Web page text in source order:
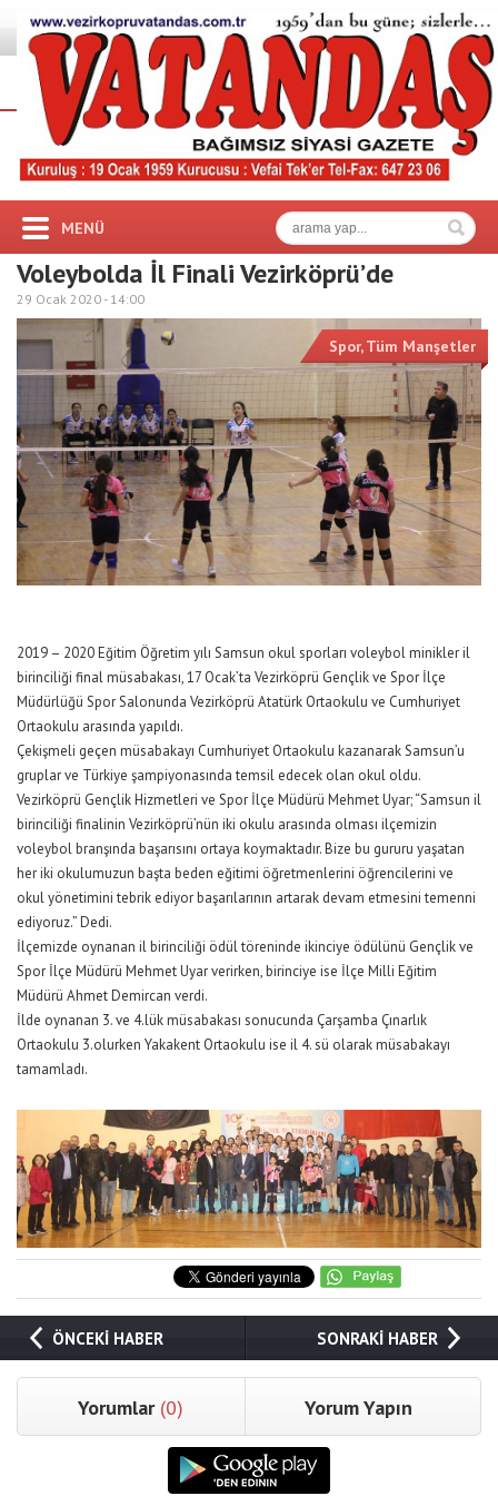
MENÜ
Voleybolda İl Finali Vezirköprü’de
29 Ocak 2020 - 14:00
Spor,Tüm Manşetler
2019 – 2020 Eğitim Öğretim yılı Samsun okul sporları voleybol minikler il
birinciliği final müsabakası, 17 Ocak’ta Vezirköprü Gençlik ve Spor İlçe
Müdürlüğü Spor Salonunda Vezirköprü Atatürk Ortaokulu ve Cumhuriyet
Ortaokulu arasında yapıldı.
Çekişmeli geçen müsabakayı Cumhuriyet Ortaokulu kazanarak Samsun’u
gruplar ve Türkiye şampiyonasında temsil edecek olan okul oldu.
Vezirköprü Gençlik Hizmetleri ve Spor İlçe Müdürü Mehmet Uyar; “Samsun il
birinciliği finalinin Vezirköprü’nün iki okulu arasında olması ilçemizin
voleybol branşında başarısını ortaya koymaktadır. Bize bu gururu yaşatan
her iki okulumuzun başta beden eğitimi öğretmenlerini öğrencilerini ve
okul yönetimini tebrik ediyor başarılarının artarak devam etmesini temenni
ediyoruz.” Dedi.
İlçemizde oynanan il birinciliği ödül töreninde ikinciye ödülünü Gençlik ve
Spor İlçe Müdürü Mehmet Uyar verirken, birinciye ise İlçe Milli Eğitim
Müdürü Ahmet Demircan verdi.
İlde oynanan 3. ve 4.lük müsabakası sonucunda Çarşamba Çınarlık
Ortaokulu 3.olurken Yakakent Ortaokulu ise il 4. sü olarak müsabakayı
tamamladı.
ÖNCEKİ HABER SONRAKİ HABER
Yorumlar (0) Yorum Yapın